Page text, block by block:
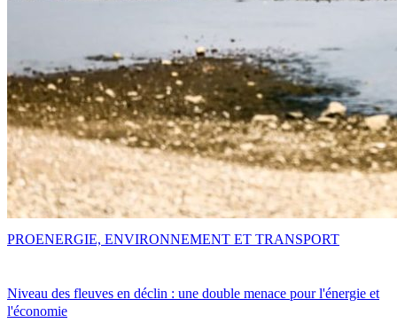
Niveau des fleuves en déclin : une double menace pour l'énergie et
l'économie
PROENERGIE, ENVIRONNEMENT ET TRANSPORT